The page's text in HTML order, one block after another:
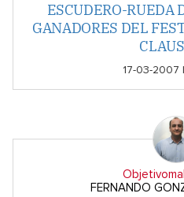
ESCUDERO-RUEDA
GANADORES DEL
17-03-2007
FERNANDO